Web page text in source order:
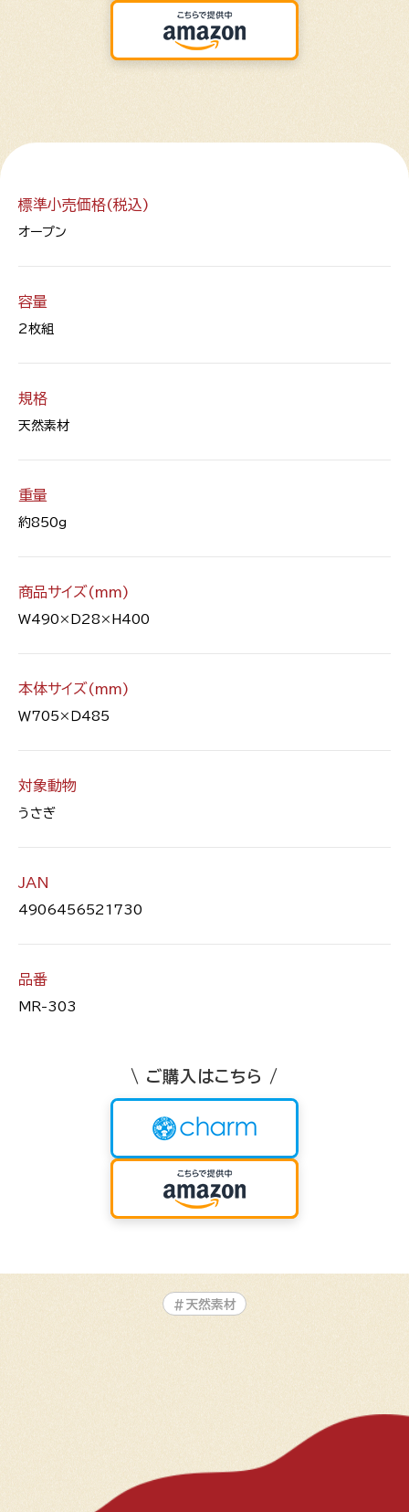
標準小売価格(税込)
オープン
容量
2枚組
規格
天然素材
重量
約850g
商品サイズ(mm)
W490×D28×H400
本体サイズ(mm)
Ｗ705×Ｄ485
対象動物
うさぎ
JAN
4906456521730
品番
MR-303
\ ご購入はこちら /
#天然素材